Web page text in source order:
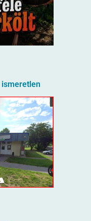
ismeretlen